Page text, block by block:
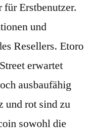
für Erstbenutzer.
und
Resellers. Etoro
erwartet
ausbaufähig
und rot sind zu
sowohl die